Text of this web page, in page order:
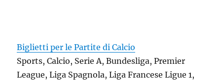
Biglietti per le Partite di Calcio
Sports, Calcio, Serie A, Bundesliga, Premier
League, Liga Spagnola, Liga Francese Ligue 1,